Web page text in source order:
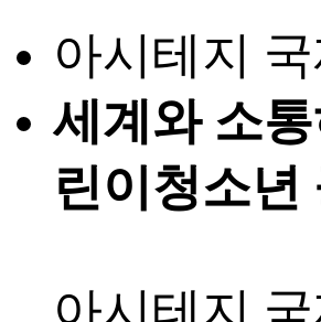
아시테지
세계와 소
린이청소년
아시테지